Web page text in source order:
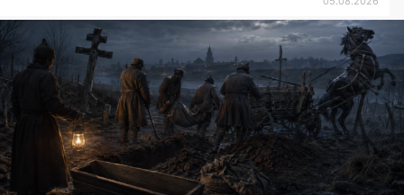
07:17
Какая погода ждёт Ульяновскую
область днём 4 августа
07:10
В Ульяновске почти 20 тысяч
вооружённых человек, в том числе
женщины
06:00 Топор убил человека, а пожары
уничтожили 122 дома